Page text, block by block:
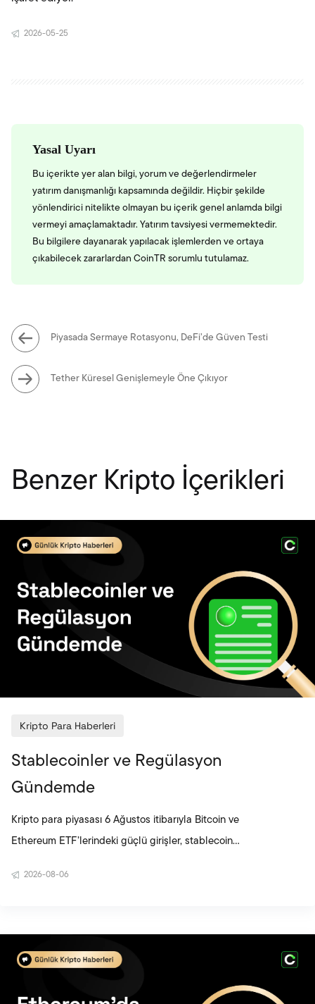
2026-05-25
Yasal Uyarı
Bu içerikte yer alan bilgi, yorum ve değerlendirmeler
yatırım danışmanlığı kapsamında değildir. Hiçbir şekilde
yönlendirici nitelikte olmayan bu içerik genel anlamda bilgi
vermeyi amaçlamaktadır. Yatırım tavsiyesi vermemektedir.
Bu bilgilere dayanarak yapılacak işlemlerden ve ortaya
çıkabilecek zararlardan CoinTR sorumlu tutulamaz.
Piyasada Sermaye Rotasyonu, DeFi’de Güven Testi
Tether Küresel Genişlemeyle Öne Çıkıyor
Benzer Kripto İçerikleri
Kripto Para Haberleri
Stablecoinler ve Regülasyon
Gündemde
Kripto para piyasası 6 Ağustos itibarıyla Bitcoin ve
Ethereum ETF’lerindeki güçlü girişler, stablecoin
merkezi denetime bağlı bir yapıya doğru ilerlediğini
2026-08-06